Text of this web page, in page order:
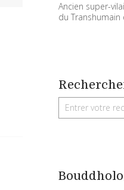
Ancien super-
du Transhumain